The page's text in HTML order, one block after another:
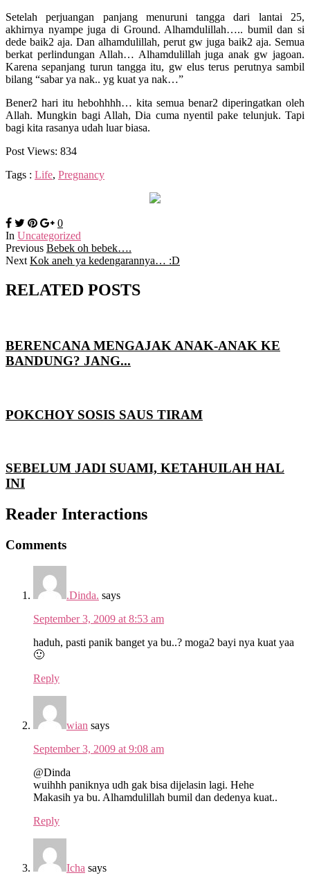
Setelah perjuangan panjang menuruni tangga dari lantai 25,
akhirnya nyampe juga di Ground. Alhamdulillah….. bumil dan si
dede baik2 aja. Dan alhamdulillah, perut gw juga baik2 aja. Semua
berkat perlindungan Allah… Alhamdulillah juga anak gw jagoan.
Karena sepanjang turun tangga itu, gw elus terus perutnya sambil
bilang “sabar ya nak.. yg kuat ya nak…”
Bener2 hari itu hebohhhh… kita semua benar2 diperingatkan oleh
Allah. Mungkin bagi Allah, Dia cuma nyentil pake telunjuk. Tapi
bagi kita rasanya udah luar biasa.
Post Views: 834
Tags : Life, Pregnancy
0
In Uncategorized
Previous Bebek oh bebek….
Next Kok aneh ya kedengarannya… :D
RELATED POSTS
BERENCANA MENGAJAK ANAK-ANAK KE
BANDUNG? JANG...
POKCHOY SOSIS SAUS TIRAM
SEBELUM JADI SUAMI, KETAHUILAH HAL
INI
Reader Interactions
Comments
.Dinda. says
September 3, 2009 at 8:53 am
haduh, pasti panik banget ya bu..? moga2 bayi nya kuat yaa
🙂
Reply
wian says
September 3, 2009 at 9:08 am
@Dinda
wuihhh paniknya udh gak bisa dijelasin lagi. Hehe
Makasih ya bu. Alhamdulillah bumil dan dedenya kuat..
Reply
Icha says